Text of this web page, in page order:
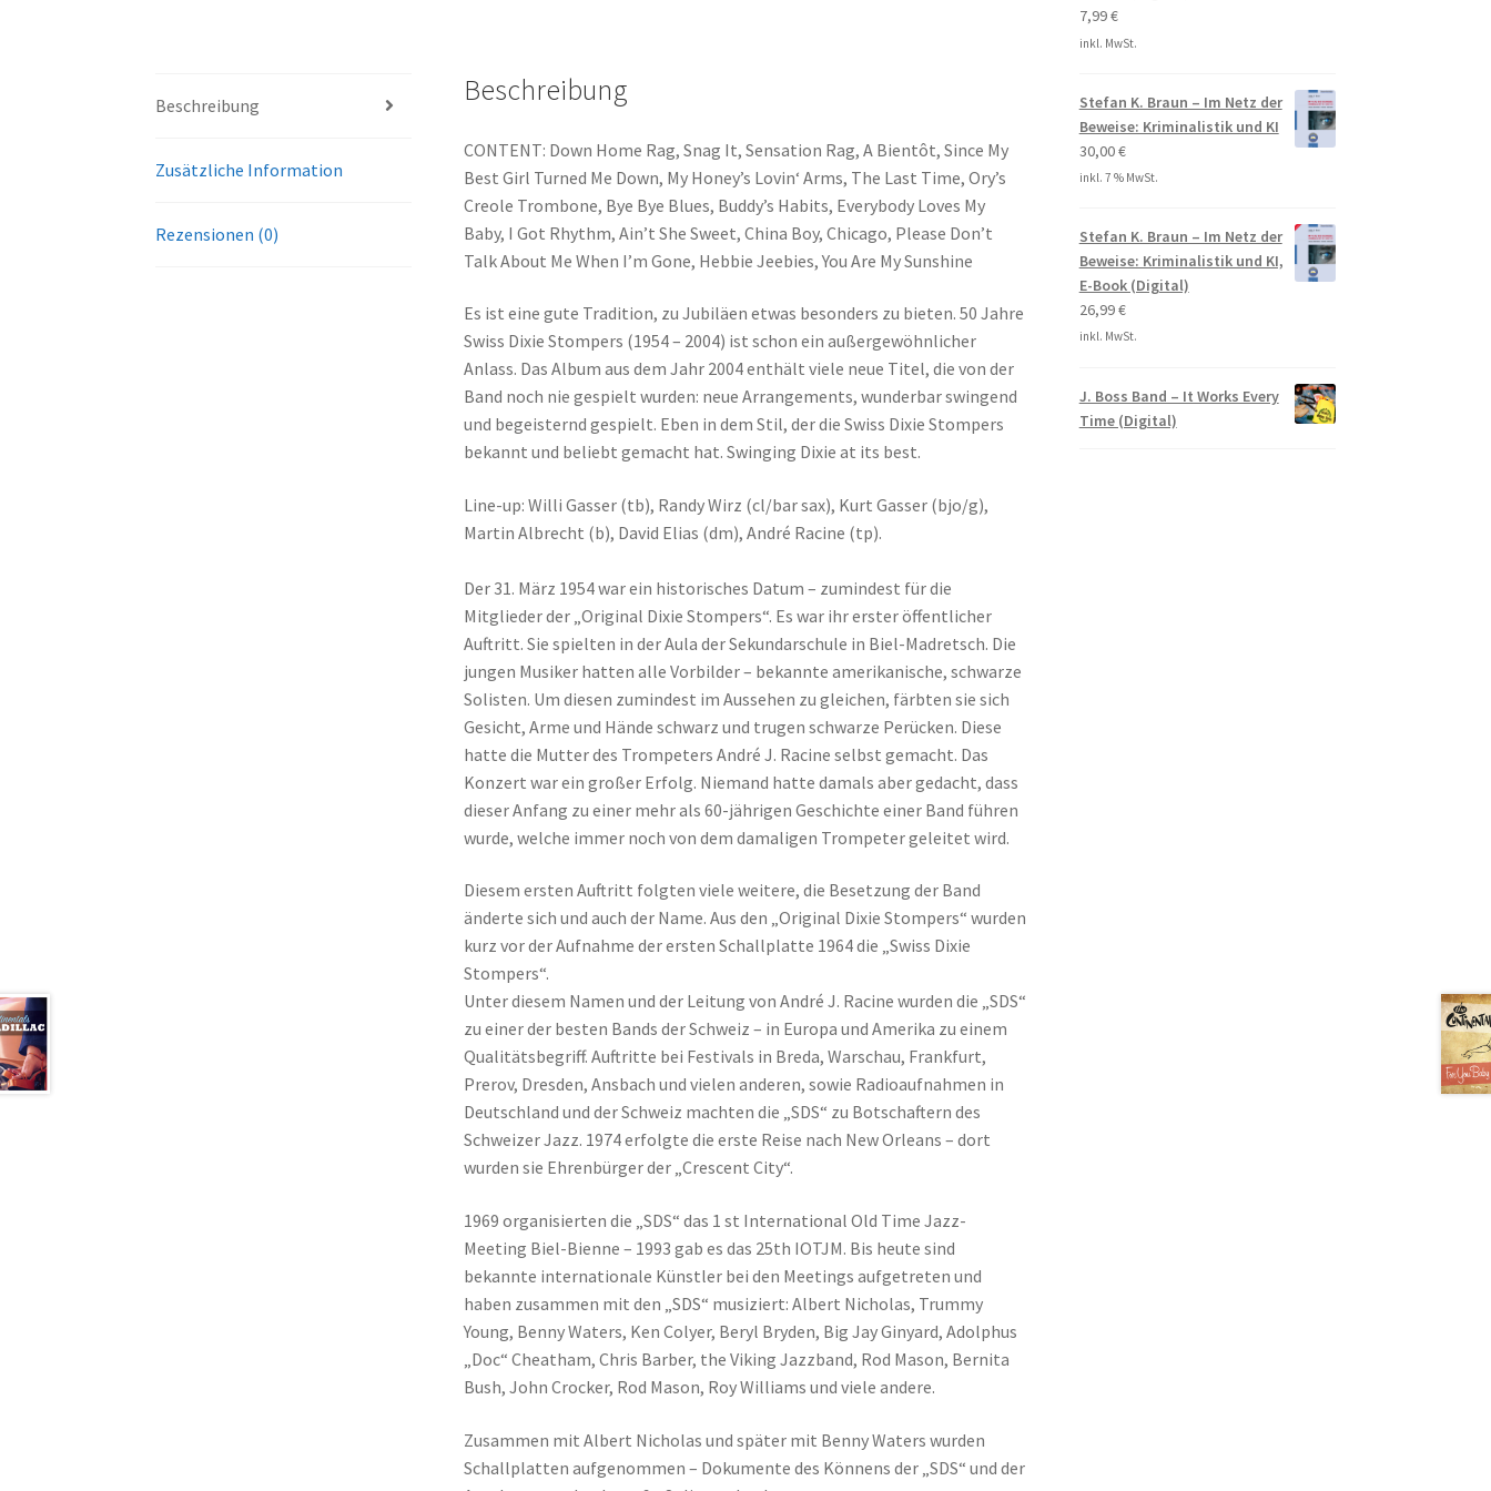
Beschreibung
Zusätzliche Information
Rezensionen (0)
Beschreibung
CONTENT: Down Home Rag, Snag It, Sensation Rag, A Bientôt, Since My
Best Girl Turned Me Down, My Honey’s Lovin‘ Arms, The Last Time, Ory’s
Creole Trombone, Bye Bye Blues, Buddy’s Habits, Everybody Loves My
Baby, I Got Rhythm, Ain’t She Sweet, China Boy, Chicago, Please Don’t
Talk About Me When I’m Gone, Hebbie Jeebies, You Are My Sunshine
Es ist eine gute Tradition, zu Jubiläen etwas besonders zu bieten. 50 Jahre
Swiss Dixie Stompers (1954 – 2004) ist schon ein außergewöhnlicher
Anlass. Das Album aus dem Jahr 2004 enthält viele neue Titel, die von der
Band noch nie gespielt wurden: neue Arrangements, wunderbar swingend
und begeisternd gespielt. Eben in dem Stil, der die Swiss Dixie Stompers
bekannt und beliebt gemacht hat. Swinging Dixie at its best.
Line-up: Willi Gasser (tb), Randy Wirz (cl/bar sax), Kurt Gasser (bjo/g),
Martin Albrecht (b), David Elias (dm), André Racine (tp).
Der 31. März 1954 war ein historisches Datum – zumindest für die
Mitglieder der „Original Dixie Stompers“. Es war ihr erster öffentlicher
Auftritt. Sie spielten in der Aula der Sekundarschule in Biel-Madretsch. Die
jungen Musiker hatten alle Vorbilder – bekannte amerikanische, schwarze
Solisten. Um diesen zumindest im Aussehen zu gleichen, färbten sie sich
Gesicht, Arme und Hände schwarz und trugen schwarze Perücken. Diese
hatte die Mutter des Trompeters André J. Racine selbst gemacht. Das
Konzert war ein großer Erfolg. Niemand hatte damals aber gedacht, dass
dieser Anfang zu einer mehr als 60-jährigen Geschichte einer Band führen
wurde, welche immer noch von dem damaligen Trompeter geleitet wird.
Diesem ersten Auftritt folgten viele weitere, die Besetzung der Band
änderte sich und auch der Name. Aus den „Original Dixie Stompers“ wurden
kurz vor der Aufnahme der ersten Schallplatte 1964 die „Swiss Dixie
Stompers“.
Unter diesem Namen und der Leitung von André J. Racine wurden die „SDS“
zu einer der besten Bands der Schweiz – in Europa und Amerika zu einem
Qualitätsbegriff. Auftritte bei Festivals in Breda, Warschau, Frankfurt,
Prerov, Dresden, Ansbach und vielen anderen, sowie Radioaufnahmen in
Deutschland und der Schweiz machten die „SDS“ zu Botschaftern des
Schweizer Jazz. 1974 erfolgte die erste Reise nach New Orleans – dort
wurden sie Ehrenbürger der „Crescent City“.
1969 organisierten die „SDS“ das 1 st International Old Time Jazz-
Meeting Biel-Bienne – 1993 gab es das 25th IOTJM. Bis heute sind
bekannte internationale Künstler bei den Meetings aufgetreten und
haben zusammen mit den „SDS“ musiziert: Albert Nicholas, Trummy
Young, Benny Waters, Ken Colyer, Beryl Bryden, Big Jay Ginyard, Adolphus
„Doc“ Cheatham, Chris Barber, the Viking Jazzband, Rod Mason, Bernita
Bush, John Crocker, Rod Mason, Roy Williams und viele andere.
Zusammen mit Albert Nicholas und später mit Benny Waters wurden
Schallplatten aufgenommen – Dokumente des Könnens der „SDS“ und der
7,99€
inkl. MwSt.
Stefan K. Braun – Im Netz der
Beweise: Kriminalistik und KI
30,00€
inkl. 7 % MwSt.
Stefan K. Braun – Im Netz der
Beweise: Kriminalistik und KI,
E-Book (Digital)
26,99€
inkl. MwSt.
J. Boss Band – It Works Every
Time (Digital)